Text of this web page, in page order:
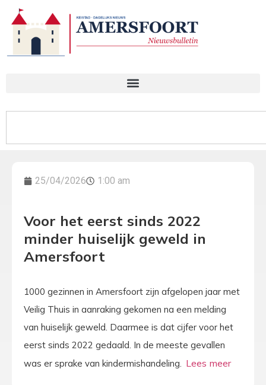
25/04/2026 1:00 am
Voor het eerst sinds 2022
minder huiselijk geweld in
Amersfoort
1000 gezinnen in Amersfoort zijn afgelopen jaar met
Veilig Thuis in aanraking gekomen na een melding
van huiselijk geweld. Daarmee is dat cijfer voor het
eerst sinds 2022 gedaald. In de meeste gevallen
was er sprake van kindermishandeling.